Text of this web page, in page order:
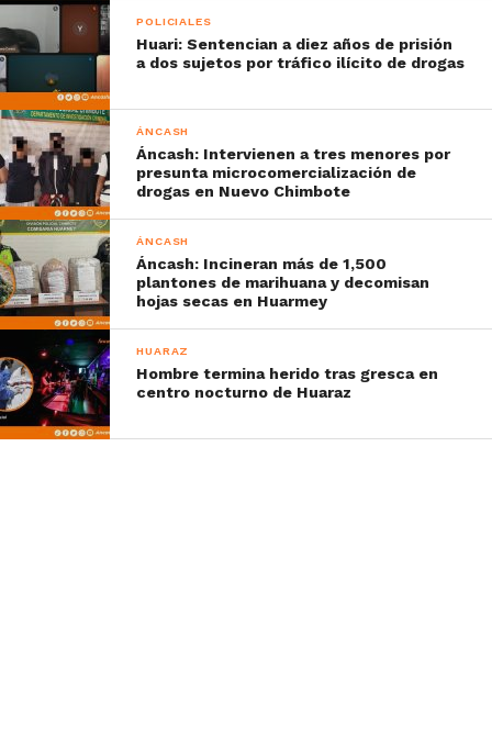
POLICIALES
Huari: Sentencian a diez años de prisión
a dos sujetos por tráfico ilícito de drogas
ÁNCASH
Áncash: Intervienen a tres menores por
presunta microcomercialización de
drogas en Nuevo Chimbote
ÁNCASH
Áncash: Incineran más de 1,500
plantones de marihuana y decomisan
hojas secas en Huarmey
HUARAZ
Hombre termina herido tras gresca en
centro nocturno de Huaraz